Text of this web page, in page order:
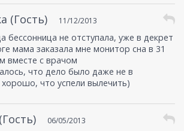
(Гость) 11/12/2013
бессонница не отступала, уже в декрет
мама заказала мне монитор сна в 31
вместе с врачом
что дело было даже не в
что успели вылечить)
06/05/2013